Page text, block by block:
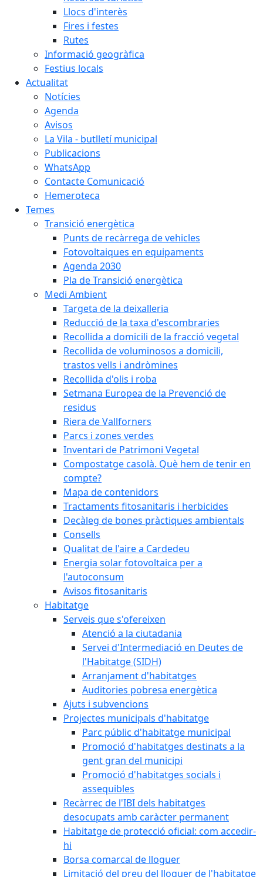
Llocs d'interès
Fires i festes
Rutes
Informació geogràfica
Festius locals
Actualitat
Notícies
Agenda
Avisos
La Vila - butlletí municipal
Publicacions
WhatsApp
Contacte Comunicació
Hemeroteca
Temes
Transició energètica
Punts de recàrrega de vehicles
Fotovoltaiques en equipaments
Agenda 2030
Pla de Transició energètica
Medi Ambient
Targeta de la deixalleria
Reducció de la taxa d'escombraries
Recollida a domicili de la fracció vegetal
Recollida de voluminosos a domicili,
trastos vells i andròmines
Recollida d'olis i roba
Setmana Europea de la Prevenció de
residus
Riera de Vallforners
Parcs i zones verdes
Inventari de Patrimoni Vegetal
Compostatge casolà. Què hem de tenir en
compte?
Mapa de contenidors
Tractaments fitosanitaris i herbicides
Decàleg de bones pràctiques ambientals
Consells
Qualitat de l'aire a Cardedeu
Energia solar fotovoltaica per a
l'autoconsum
Avisos fitosanitaris
Habitatge
Serveis que s'ofereixen
Atenció a la ciutadania
Servei d'Intermediació en Deutes de
l'Habitatge (SIDH)
Arranjament d'habitatges
Auditories pobresa energètica
Ajuts i subvencions
Projectes municipals d'habitatge
Parc públic d'habitatge municipal
Promoció d'habitatges destinats a la
gent gran del municipi
Promoció d'habitatges socials i
assequibles
Recàrrec de l'IBI dels habitatges
desocupats amb caràcter permanent
Habitatge de protecció oficial: com accedir-
hi
Borsa comarcal de lloguer
Limitació del preu del lloguer de l'habitatge